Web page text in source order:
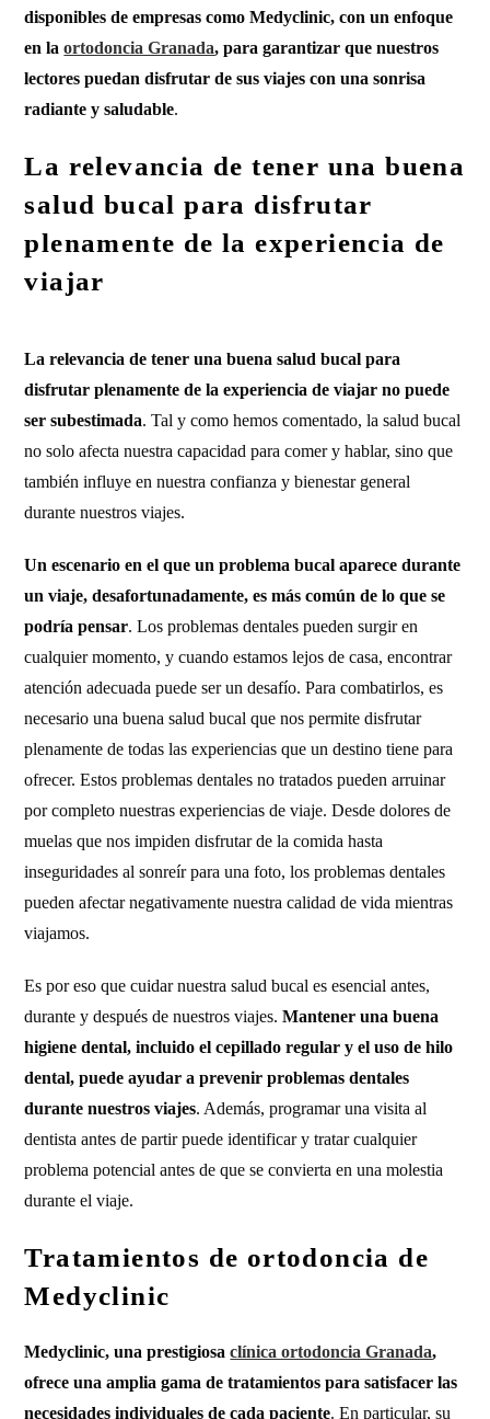
disponibles de empresas como Medyclinic, con un enfoque
en laortodoncia Granada, para garantizar que nuestros
lectores puedan disfrutar de sus viajes con una sonrisa
radiante y saludable.
La relevancia de tener una buena
salud bucal para disfrutar
plenamente de la experiencia de
viajar
La relevancia de tener una buena salud bucal para
disfrutar plenamente de la experiencia de viajar no puede
ser subestimada. Tal y como hemos comentado, la salud bucal
no solo afecta nuestra capacidad para comer y hablar, sino que
también influye en nuestra confianza y bienestar general
durante nuestros viajes.
Un escenario en el que un problema bucal aparece durante
un viaje, desafortunadamente, es más común de lo que se
podría pensar. Los problemas dentales pueden surgir en
cualquier momento, y cuando estamos lejos de casa, encontrar
atención adecuada puede ser un desafío. Para combatirlos, es
necesario una buena salud bucal que nos permite disfrutar
plenamente de todas las experiencias que un destino tiene para
ofrecer. Estos problemas dentales no tratados pueden arruinar
por completo nuestras experiencias de viaje. Desde dolores de
muelas que nos impiden disfrutar de la comida hasta
inseguridades al sonreír para una foto, los problemas dentales
pueden afectar negativamente nuestra calidad de vida mientras
viajamos.
Es por eso que cuidar nuestra salud bucal es esencial antes,
durante y después de nuestros viajes.Mantener una buena
higiene dental, incluido el cepillado regular y el uso de hilo
dental, puede ayudar a prevenir problemas dentales
durante nuestros viajes. Además, programar una visita al
dentista antes de partir puede identificar y tratar cualquier
problema potencial antes de que se convierta en una molestia
durante el viaje.
Tratamientos de ortodoncia de
Medyclinic
Medyclinic, una prestigiosaclínica ortodoncia Granada,
ofrece una amplia gama de tratamientos para satisfacer las
necesidades individuales de cada paciente. En particular, su